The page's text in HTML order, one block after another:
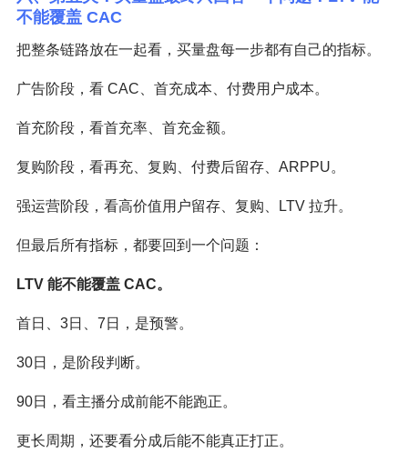
不能覆盖 CAC
把整条链路放在一起看，买量盘每一步都有自己的指标。
广告阶段，看 CAC、首充成本、付费用户成本。
首充阶段，看首充率、首充金额。
复购阶段，看再充、复购、付费后留存、ARPPU。
强运营阶段，看高价值用户留存、复购、LTV 拉升。
但最后所有指标，都要回到一个问题：
LTV 能不能覆盖 CAC。
首日、3日、7日，是预警。
30日，是阶段判断。
90日，看主播分成前能不能跑正。
更长周期，还要看分成后能不能真正打正。